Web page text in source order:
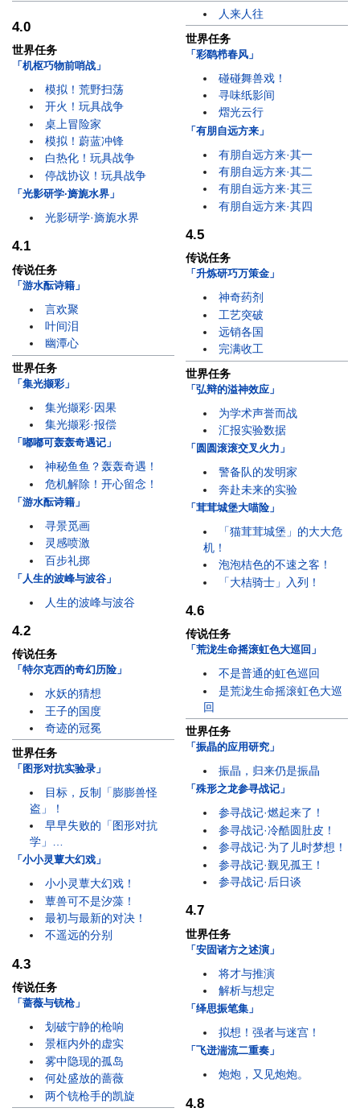
4.0
世界任务
「机枢巧物前哨战」
模拟！荒野扫荡
开火！玩具战争
桌上冒险家
模拟！蔚蓝冲锋
白热化！玩具战争
停战协议！玩具战争
「光影研学·旖旎水界」
光影研学·旖旎水界
4.1
传说任务
「游水酝诗籍」
言欢聚
叶间泪
幽潭心
世界任务
「集光撷彩」
集光撷彩·因果
集光撷彩·报偿
「嘟嘟可轰轰奇遇记」
神秘鱼鱼？轰轰奇遇！
危机解除！开心留念！
「游水酝诗籍」
寻景觅画
灵感喷激
百步礼掷
「人生的波峰与波谷」
人生的波峰与波谷
4.2
传说任务
「特尔克西的奇幻历险」
水妖的猜想
王子的国度
奇迹的冠冕
世界任务
「图形对抗实验录」
目标，反制「膨膨兽怪
盗」！
早早失败的「图形对抗
学」…
「小小灵蕈大幻戏」
小小灵蕈大幻戏！
蕈兽可不是汐藻！
最初与最新的对决！
不遥远的分别
4.3
传说任务
「蔷薇与铳枪」
划破宁静的枪响
景框内外的虚实
雾中隐现的孤岛
何处盛放的蔷薇
两个铳枪手的凯旋
人来人往
世界任务
「彩鹞栉春风」
碰碰舞兽戏！
寻味纸影间
熠光云行
「有朋自远方来」
有朋自远方来·其一
有朋自远方来·其二
有朋自远方来·其三
有朋自远方来·其四
4.5
传说任务
「升炼研巧万策金」
神奇药剂
工艺突破
远销各国
完满收工
世界任务
「弘辩的溢神效应」
为学术声誉而战
汇报实验数据
「圆圆滚滚交叉火力」
警备队的发明家
奔赴未来的实验
「茸茸城堡大喵险」
「猫茸茸城堡」的大大危
机！
泡泡桔色的不速之客！
「大桔骑士」入列！
4.6
传说任务
「荒泷生命摇滚虹色大巡回」
不是普通的虹色巡回
是荒泷生命摇滚虹色大巡
回
世界任务
「振晶的应用研究」
振晶，归来仍是振晶
「殊形之龙参寻战记」
参寻战记·燃起来了！
参寻战记·冷酷圆肚皮！
参寻战记·为了儿时梦想！
参寻战记·觐见孤王！
参寻战记·后日谈
4.7
世界任务
「安固诸方之述演」
将才与推演
解析与想定
「绎思振笔集」
拟想！强者与迷宫！
「飞迸湍流二重奏」
炮炮，又见炮炮。
4.8